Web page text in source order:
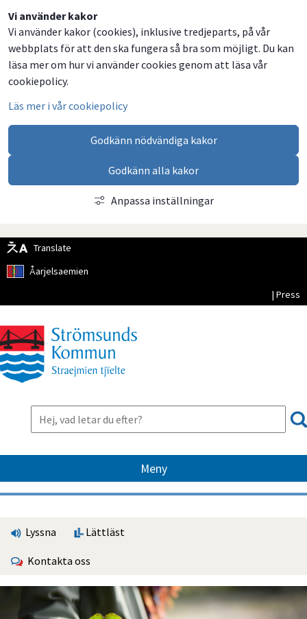
Vi använder kakor
Vi använder kakor (cookies), inklusive tredjeparts, på vår
webbplats för att den ska fungera så bra som möjligt. Du kan
läsa mer om hur vi använder cookies genom att läsa vår
cookiepolicy.
Läs mer i vår cookiepolicy
Godkänn nödvändiga kakor
Godkänn alla kakor
Anpassa inställningar
Translate
Åarjelsaemien
| Press
Meny
Lyssna Lättläst
Kontakta oss
Dela
på
Facebook
Dela
på
Twitter
Dela
på
LinkedIn
Dela
via
email